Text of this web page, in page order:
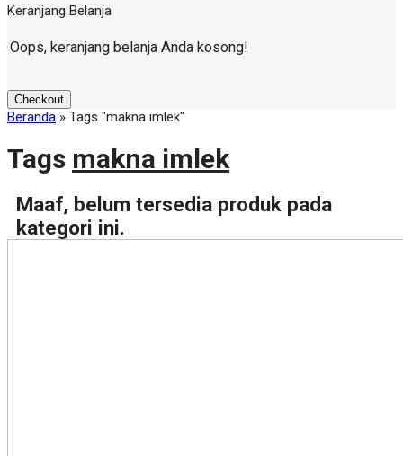
Keranjang Belanja
Oops, keranjang belanja Anda kosong!
Checkout
Beranda » Tags "makna imlek"
Tags makna imlek
Maaf, belum tersedia produk pada
kategori ini.